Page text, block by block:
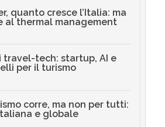
quanto cresce l’Italia: ma
al thermal management
travel-tech: startup, AI e
per il turismo
corre, ma non per tutti:
e globale